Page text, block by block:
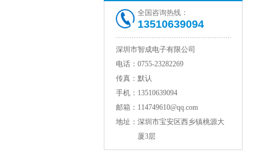
全国咨询热线：
13510639094
深圳市智成电子有限公司
电话： 0755-23282269
传真： 默认
手机： 13510639094
邮箱： 114749610@qq.com
地址： 深圳市宝安区西乡镇桃源大
厦3层